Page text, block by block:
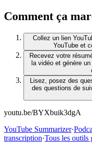
Comment ça
Collez un lien
YouTube et
Recevez votre
la vidéo et génère
Lisez, posez des
des questions de
youtu.be/BYXbuik3dgA
YouTube Summarizer·
transcription·Tous les outils